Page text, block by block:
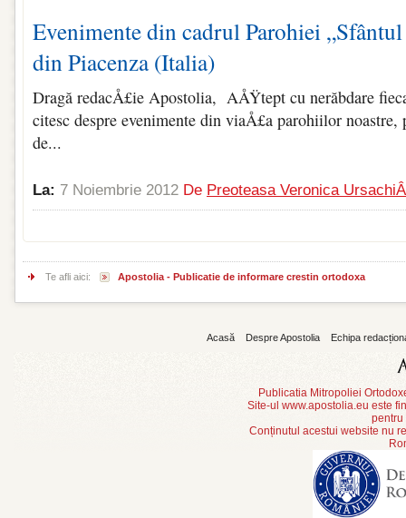
Evenimente din cadrul Parohiei
din Piacenza (Italia)
Dragă redacÅ£ie Apostolia, AÅŸtept cu nerăbdare
citesc despre evenimente din viaÅ£a parohiilor
de...
La: 7 Noiembrie 2012 De Preoteasa Veronica
Te afli aici: Apostolia - Publicatie de informare crestin ortodoxa
Acasă Despre Apostolia Echipa
Publicatia Mitropoliei
Site-ul www.apostolia.eu este
pentru
Conținutul acestui website nu